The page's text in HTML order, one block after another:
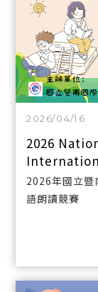
2026/04/16
2026
Recitation
Sounds of
2026年國立暨
語朗讀競賽